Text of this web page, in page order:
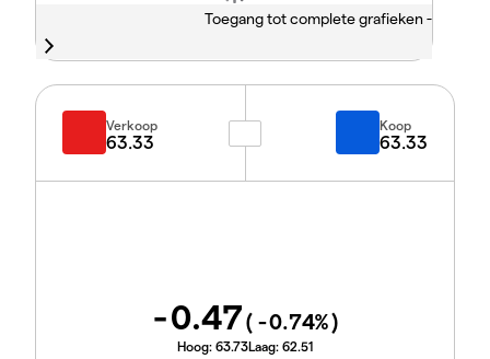
Toegang tot complete grafieken -
Verkoop
63.33
Koop
63.33
-0.47( -0.74%)
Hoog: 63.73Laag: 62.51